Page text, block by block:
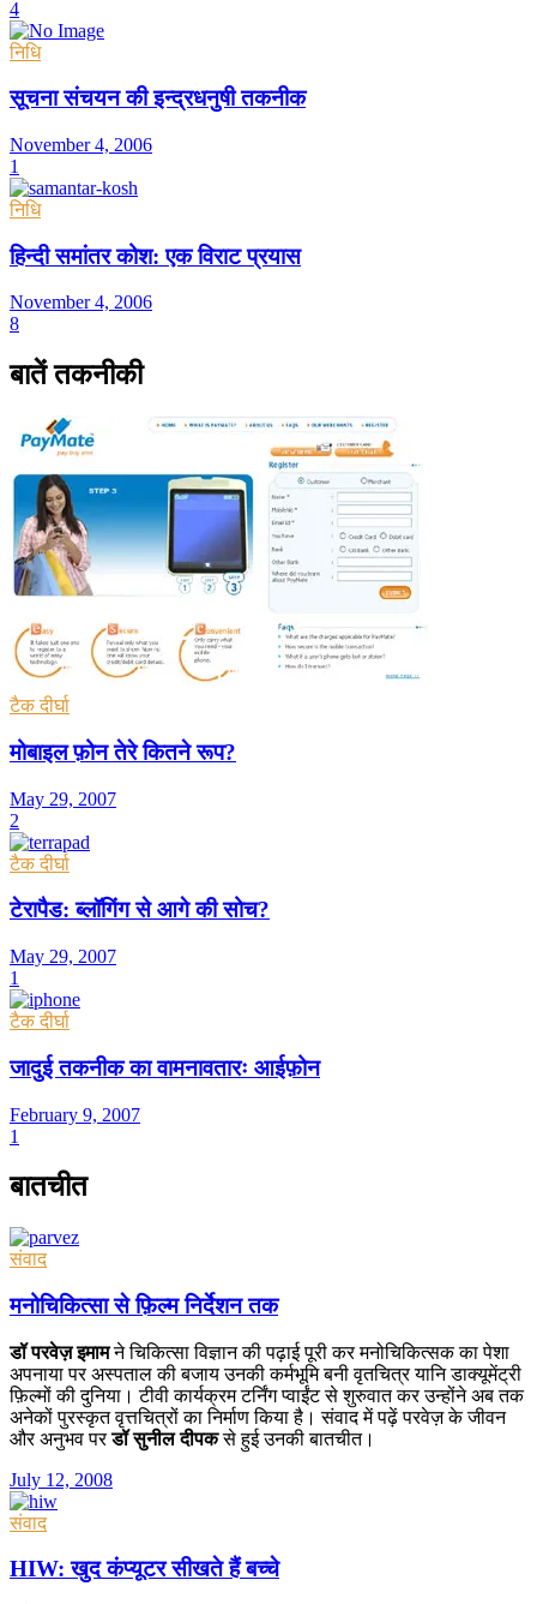
4
निधि
सूचना संचयन की इन्द्रधनुषी तकनीक
November 4, 2006
1
निधि
हिन्दी समांतर कोश: एक विराट प्रयास
November 4, 2006
8
बातें तकनीकी
टैक दीर्घा
मोबाइल फ़ोन तेरे कितने रूप?
May 29, 2007
2
टैक दीर्घा
टेरापैड: ब्लॉगिंग से आगे की सोच?
May 29, 2007
1
टैक दीर्घा
जादुई तकनीक का वामनावतारः आईफ़ोन
February 9, 2007
1
बातचीत
संवाद
मनोचिकित्सा से फ़िल्म निर्देशन तक
डॉ परवेज़ इमामने चिकित्सा विज्ञान की पढ़ाई पूरी कर मनोचिकित्सक का पेशा
अपनाया पर अस्पताल की बजाय उनकी कर्मभूमि बनी वृतचित्र यानि डाक्यूमेंट्री
फ़िल्मों की दुनिया। टीवी कार्यक्रम टर्निंग प्वाईंट से शुरुवात कर उन्होंने अब तक
अनेकों पुरस्कृत वृत्तचित्रों का निर्माण किया है। संवाद में पढ़ें परवेज़ के जीवन
और अनुभव परडॉ सुनील दीपकसे हुई उनकी बातचीत।
July 12, 2008
संवाद
HIW: खुद कंप्यूटर सीखते हैं बच्चे